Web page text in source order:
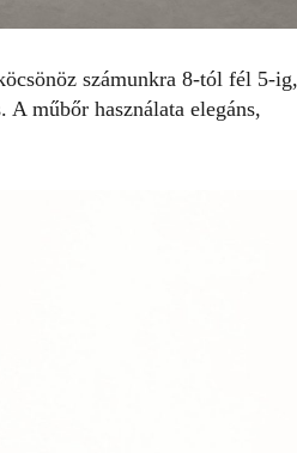
számunkra 8-tól fél 5-ig,
műbőr használata elegáns,